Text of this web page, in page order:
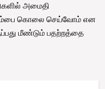
அமைதி
கொலை செய்வோம் என
மீண்டும் பதற்றத்தை